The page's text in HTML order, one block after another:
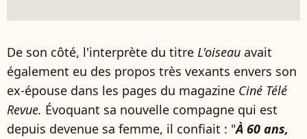
De son côté, l'interprète du titre L'oiseau avait
également eu des propos très vexants envers son
ex-épouse dans les pages du magazine Ciné Télé
Revue. Évoquant sa nouvelle compagne qui est
depuis devenue sa femme, il confiait : "À 60 ans,